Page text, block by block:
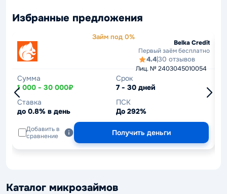
Избранные предложения
Займ под 0%
Belka Credit
Первый заём бесплатно
Лиц. № 2403045010054
4.4|30 отзывов
Сумма
1 000 - 30 000₽
Срок
7 - 30 дней
Ставка
до 0.8% в день
ПСК
До 292%
Добавить в
сравнение
Получить деньги
Каталог микрозаймов